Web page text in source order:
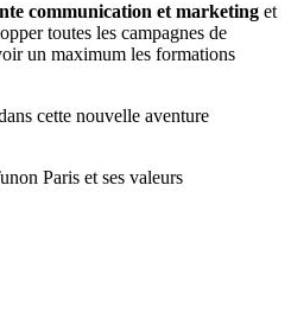
communication et marketing et
toutes les campagnes de
un maximum les formations
cette nouvelle aventure
Paris et ses valeurs